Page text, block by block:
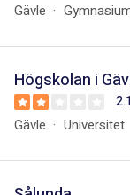
Gävle
Högskolan i
2.1
Gävle Universitet